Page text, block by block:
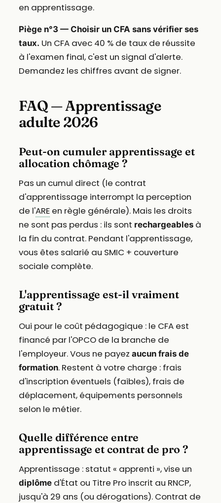
en apprentissage.
Piège n°3 — Choisir un CFA sans vérifier ses
taux. Un CFA avec 40 % de taux de réussite
à l'examen final, c'est un signal d'alerte.
Demandez les chiffres avant de signer.
FAQ — Apprentissage
adulte 2026
Peut-on cumuler apprentissage et
allocation chômage ?
Pas un cumul direct (le contrat
d'apprentissage interrompt la perception
de l'AREen règle générale). Mais les droits
ne sont pas perdus : ils sont rechargeablesà
la fin du contrat. Pendant l'apprentissage,
vous êtes salarié au SMIC + couverture
sociale complète.
L'apprentissage est-il vraiment
gratuit ?
Oui pour le coût pédagogique : le CFA est
financé par l'OPCO de la branche de
l'employeur. Vous ne payez aucun frais de
formation. Restent à votre charge : frais
d'inscription éventuels (faibles), frais de
déplacement, équipements personnels
selon le métier.
Quelle différence entre
apprentissage et contrat de pro ?
Apprentissage : statut « apprenti », vise un
diplômed'État ou Titre Pro inscrit au RNCP,
jusqu'à 29 ans (ou dérogations). Contrat de